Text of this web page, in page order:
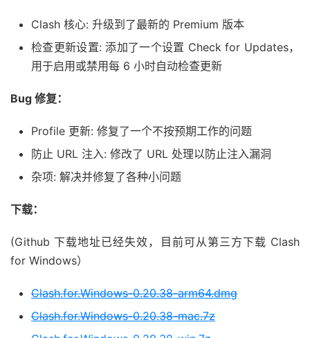
Clash 核心: 升级到了最新的 Premium 版本
检查更新设置: 添加了一个设置 Check for Updates，
用于启用或禁用每 6 小时自动检查更新
Bug 修复：
Profile 更新: 修复了一个不按预期工作的问题
防止 URL 注入: 修改了 URL 处理以防止注入漏洞
杂项: 解决并修复了各种小问题
下载：
(Github 下载地址已经失效，目前可从第三方下载 Clash
for Windows）
Clash.for.Windows-0.20.38-arm64.dmg
Clash.for.Windows-0.20.38-mac.7z